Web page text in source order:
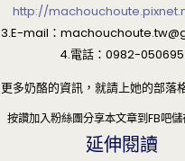
http://
3.E-mail：
4.電話：0982-050695
更多奶酪的資訊，就請上她的部落
按讚加入粉絲團分享本文章到FB吧儲
延伸閱讀